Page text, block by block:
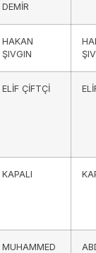
DEMİR
HAKAN
ŞIVGIN
ELİF ÇİFTÇİ
KAPALI
MUHAMMED